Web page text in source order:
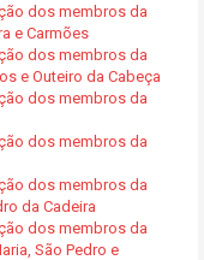
dos membros da
e Carmões
dos membros da
e Outeiro da Cabeça
dos membros da
dos membros da
dos membros da
da Cadeira
dos membros da
São Pedro e